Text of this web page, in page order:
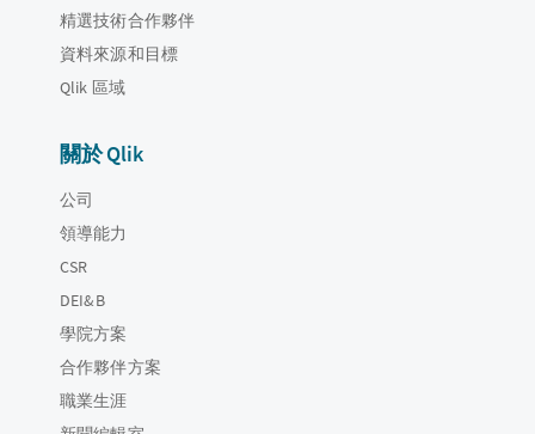
精選技術合作夥伴
資料來源和目標
Qlik 區域
關於 Qlik
公司
領導能力
CSR
DEI&B
學院方案
合作夥伴方案
職業生涯